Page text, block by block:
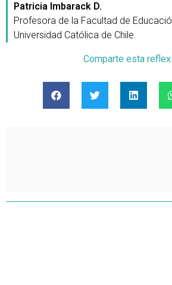
Patricia Imbarack D.
Profesora de la Facultad de
Universidad Católica de Chile.
Comparte esta